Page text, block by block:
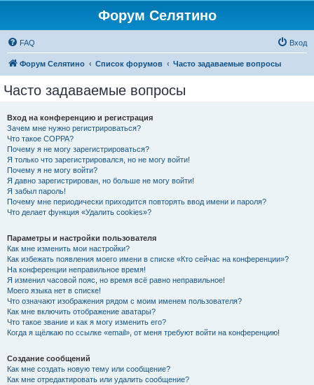
Форум Селятино
FAQ Вход
Форум Селятино Список форумов Часто задаваемые вопросы
Часто задаваемые вопросы
Вход на конференцию и регистрация
Зачем мне нужно регистрироваться?
Что такое COPPA?
Почему я не могу зарегистрироваться?
Я только что зарегистрировался, но не могу войти!
Почему я не могу войти?
Я давно зарегистрирован, но больше не могу войти!
Я забыл пароль!
Почему мне периодически приходится повторять ввод имени и пароля?
Что делает функция «Удалить cookies»?
Параметры и настройки пользователя
Как мне изменить мои настройки?
Как избежать появления моего имени в списке «Кто сейчас на конференции»?
На конференции неправильное время!
Я изменил часовой пояс, но время всё равно неправильное!
Моего языка нет в списке!
Что означают изображения рядом с моим именем пользователя?
Как мне включить отображение аватары?
Что такое звание и как я могу изменить его?
Когда я щёлкаю по ссылке «email», от меня требуют войти на конференцию!
Создание сообщений
Как мне создать новую тему или сообщение?
Как мне отредактировать или удалить сообщение?